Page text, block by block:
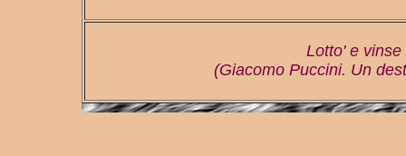
Lotto' e
(Giacomo Puccini. Un